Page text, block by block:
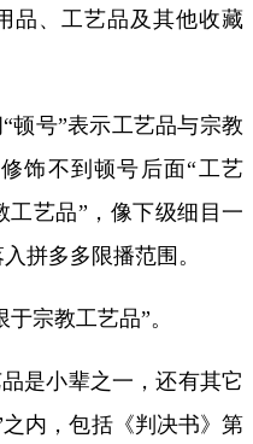
品、工艺品及其他收藏
顿号”表示工艺品与宗教
饰不到顿号后面“工艺
工艺品”，像下级细目一
拼多多限播范围。
于宗教工艺品”。
是小辈之一，还有其它
内，包括《判决书》第